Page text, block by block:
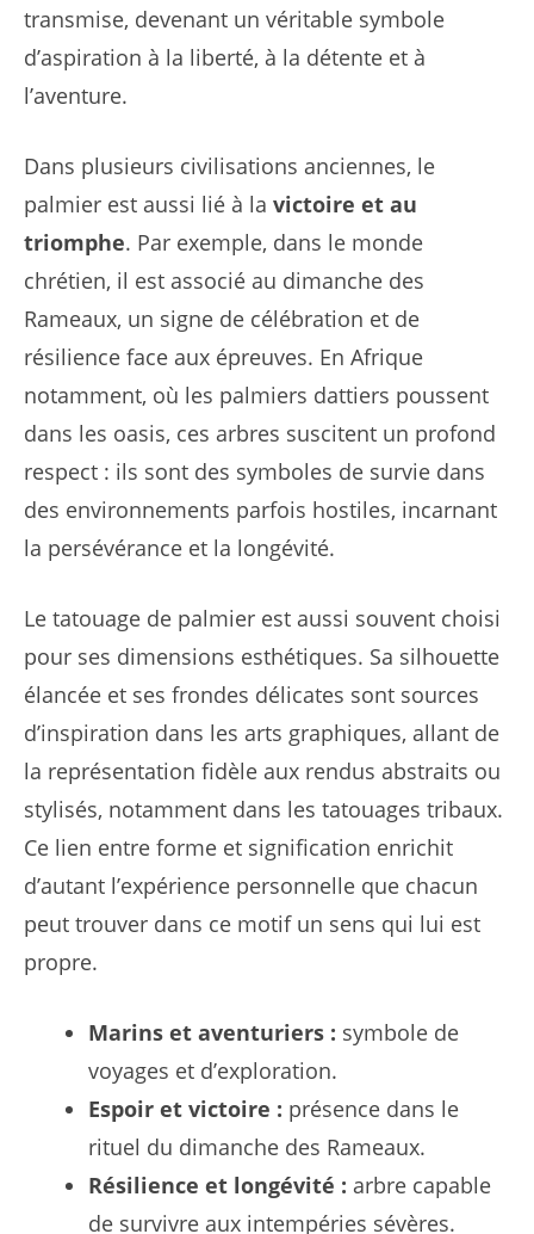
transmise, devenant un véritable symbole
d’aspiration à la liberté, à la détente et à
l’aventure.
Dans plusieurs civilisations anciennes, le
palmier est aussi lié à la victoire et au
triomphe. Par exemple, dans le monde
chrétien, il est associé au dimanche des
Rameaux, un signe de célébration et de
résilience face aux épreuves. En Afrique
notamment, où les palmiers dattiers poussent
dans les oasis, ces arbres suscitent un profond
respect : ils sont des symboles de survie dans
des environnements parfois hostiles, incarnant
la persévérance et la longévité.
Le tatouage de palmier est aussi souvent choisi
pour ses dimensions esthétiques. Sa silhouette
élancée et ses frondes délicates sont sources
d’inspiration dans les arts graphiques, allant de
la représentation fidèle aux rendus abstraits ou
stylisés, notamment dans les tatouages tribaux.
Ce lien entre forme et signification enrichit
d’autant l’expérience personnelle que chacun
peut trouver dans ce motif un sens qui lui est
propre.
Marins et aventuriers : symbole de
voyages et d’exploration.
Espoir et victoire : présence dans le
rituel du dimanche des Rameaux.
Résilience et longévité : arbre capable
de survivre aux intempéries sévères.